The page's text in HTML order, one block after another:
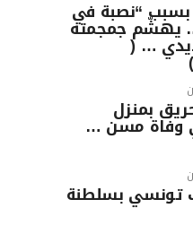
بسبب “نصبة في
يهشّم جمجمته
… (
بمنزل
وفاة مسن …
تونسي بسلطنة